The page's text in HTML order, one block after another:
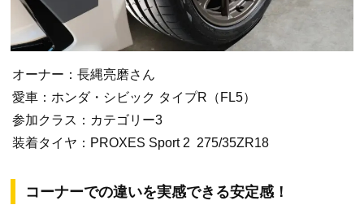
オーナー：長縄亮磨さん
愛車：ホンダ・シビック タイプR（FL5）
参加クラス：カテゴリー3
装着タイヤ：PROXES Sport 2 275/35ZR18
コーナーでの違いを実感できる安定感！